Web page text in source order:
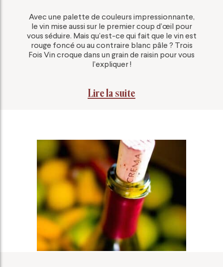
Avec une palette de couleurs impressionnante,
le vin mise aussi sur le premier coup d’œil pour
vous séduire. Mais qu’est-ce qui fait que le vin est
rouge foncé ou au contraire blanc pâle ? Trois
Fois Vin croque dans un grain de raisin pour vous
l’expliquer !
Lire la suite